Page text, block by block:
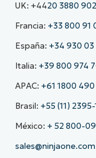
UK: +4420 3880
Francia: +33 800 91
España: +34 930 03
Italia: +39 800 974
APAC: +61 1800 490
Brasil: +55 (11)
México: + 52 800-
sales@ninjaone.com